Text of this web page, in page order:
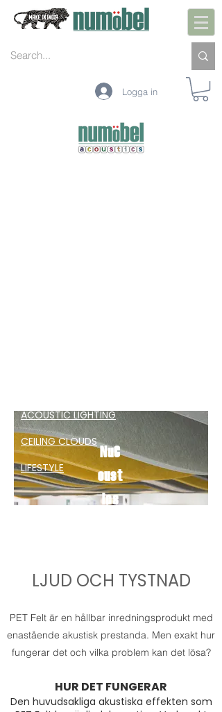
Logga in
NuC
oust
ics
ACOUSTIC LIGHTING
CEILING CLOUDS
LIFESTYLE
LJUD OCH TYSTNAD
PET Felt är en hållbar inredningsprodukt med
enastående akustisk prestanda. Men exakt hur
fungerar det och vilka problem kan det lösa?
HUR DET FUNGERAR
Den huvudsakliga akustiska effekten som